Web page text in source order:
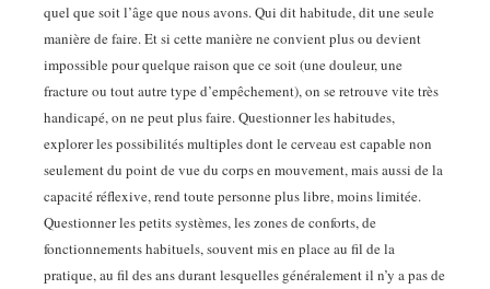
quel que soit l’âge que nous avons. Qui dit habitude, dit une seule
manière de faire. Et si cette manière ne convient plus ou devient
impossible pour quelque raison que ce soit (une douleur, une
fracture ou tout autre type d’empêchement), on se retrouve vite très
handicapé, on ne peut plus faire. Questionner les habitudes,
explorer les possibilités multiples dont le cerveau est capable non
seulement du point de vue du corps en mouvement, mais aussi de la
capacité réflexive, rend toute personne plus libre, moins limitée.
Questionner les petits systèmes, les zones de conforts, de
fonctionnements habituels, souvent mis en place au fil de la
pratique, au fil des ans durant lesquelles généralement il n’y a pas de